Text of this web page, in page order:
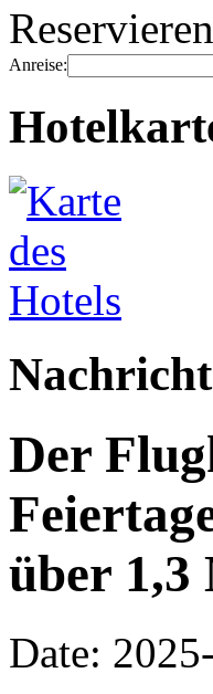
Reservieren
Anreise:
Der
über 1,3
Date: